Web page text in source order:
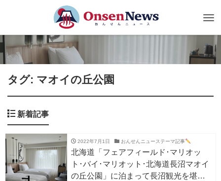
タグ: マオイの丘公園
新着記事
2022年7月1日 おんせんニューステーマ記事
北海道「フェアフィールド･マリオッ
ト･バイ･マリオット･北海道長沼マオイ
の丘公園」に泊まって長沼観光を堪能